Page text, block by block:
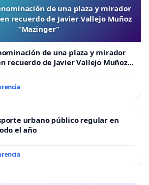
de una plaza y mirador
recuerdo de Javier Vallejo Muñoz
“Mazinger”
de una plaza y mirador
recuerdo de Javier Vallejo Muñoz
urbano público regular en
el año